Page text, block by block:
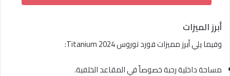
أبرز الميزات
وفيما يلي أبرز مميزات فورد توروس Titanium 2024:
مساحة داخلية رحبة خصوصاً في المقاعد الخلفية.